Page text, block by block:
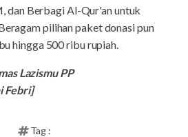
dan Berbagi Al-Qur'an untuk
pilihan paket donasi pun
hingga 500 ribu rupiah.
Lazismu PP
Febri]
Tag :